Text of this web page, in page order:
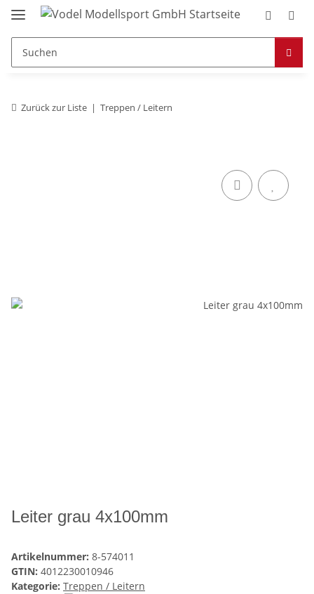
Zurück zur Liste Treppen / Leitern
Leiter grau 4x100mm
Artikelnummer: 8-574011
GTIN: 4012230010946
Kategorie: Treppen / Leitern